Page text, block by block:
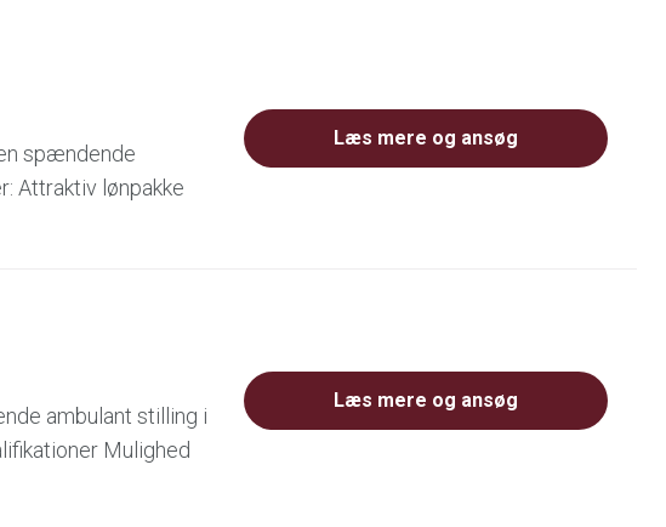
spændende
Attraktiv lønpakke
Læs mere og ansøg
ambulant stilling i
Mulighed
Læs mere og ansøg